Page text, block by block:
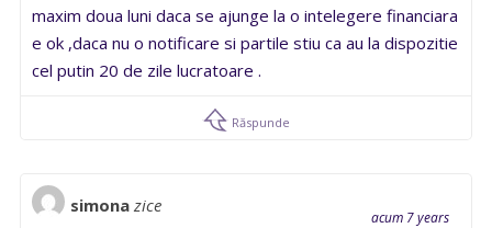
maxim doua luni daca se ajunge la o intelegere financiara
e ok ,daca nu o notificare si partile stiu ca au la dispozitie
cel putin 20 de zile lucratoare .
Răspunde
simona zice
acum 7 years